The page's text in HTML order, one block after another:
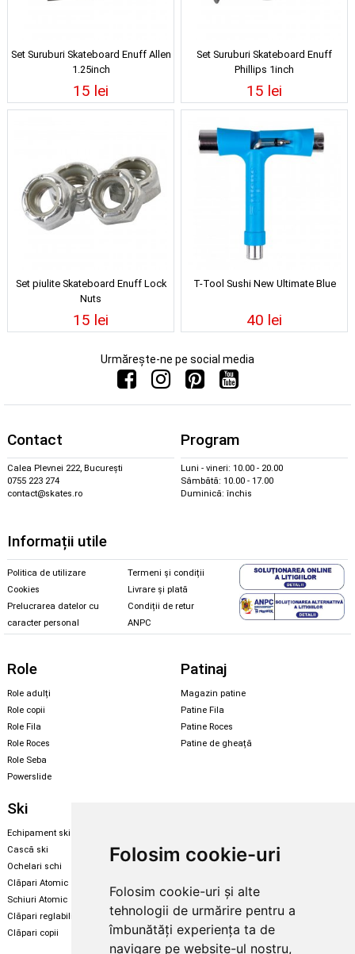
Folosim cookie-uri
Folosim cookie-uri și alte
tehnologii de urmărire pentru a
îmbunătăți experiența ta de
navigare pe website-ul nostru,
Set Suruburi Skateboard Enuff Allen
1.25inch
15 lei
Set Suruburi Skateboard Enuff
Phillips 1inch
15 lei
Set piulite Skateboard Enuff Lock
Nuts
15 lei
T-Tool Sushi New Ultimate Blue
40 lei
Urmărește-ne pe social media
Contact
Calea Plevnei 222, București
0755 223 274
contact@skates.ro
Program
Luni - vineri: 10.00 - 20.00
Sâmbătă: 10.00 - 17.00
Duminică: închis
Informații utile
Politica de utilizare
Cookies
Prelucrarea datelor cu
caracter personal
Termeni și condiții
Livrare și plată
Condiții de retur
ANPC
Role
Role adulți
Role copii
Role Fila
Role Roces
Role Seba
Powerslide
Patinaj
Magazin patine
Patine Fila
Patine Roces
Patine de gheață
Ski
Echipament ski
Cască ski
Ochelari schi
Clăpari Atomic
Schiuri Atomic
Clăpari reglabili
Clăpari copii
Echipament snowboard
Skate & longboard
Santa Cruz
Enuff Skateboards